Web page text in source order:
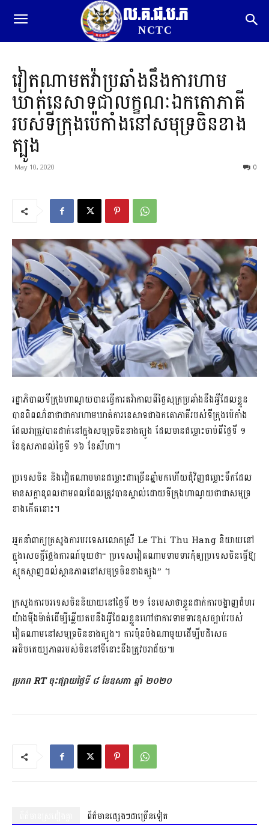
ល.គ.ជ.ប.ភ
NCTC
វៀតណាម​តវ៉ា​ប្រឆាំងនឹង​ការហាម
ឃាត់​នេសាទ​ជា​លក្ខណៈ​ឯកតោភាគី​
របស់​ទីក្រុង​ប៉េកាំង​នៅ​សមុទ្រ​ចិន​ខាង
ត្បូង
May 10, 2020 0
រដ្ឋាភិបាល​ទីក្រុង​ហាណូយ​បានធ្វើ​ការតវ៉ា​កាលពី​ថ្ងៃ​សុក្រ​ប្រឆាំងនឹង​អ្វីដែល​ខ្លួន​
បាន​ពិពណ៌នា​ថា​ជាការ​ហាមឃាត់​ការនេសាទ​ជា​ឯកតោភាគី​របស់​ទីក្រុង​ប៉េកាំង
ដែល​វា​ត្រូវ​បានដាក់​នៅក្នុង​សមុទ្រ​ចិន​ខាងត្បូង ដែលមាន​ជម្លោះ​ចាប់ពី​ថ្ងៃទី ១
ខែឧសភា​ដល់​ថ្ងៃទី ១៦ ខែសីហា។
ប្រទេស​ចិន និង​វៀតណាម​មាន​ជម្លោះ​ជាច្រើន​ឆ្នាំ​មកហើយ​ជុំវិញ​ជម្លោះ​ទឹក​ដែល
មាន​សក្តានុពល​ថាមពល​ដែល​ត្រូវបាន​ស្គាល់​ដោយ​ទីក្រុង​ហាណូយ​ថា​ជា​សមុទ្រ​
ខាងកើត​នោះ។
អ្នកនាំពាក្យ​ក្រសួងការបរទេស​លោក​ស្រី Le Thi Thu Hang និយាយ​នៅ
ក្នុង​សេចក្តីថ្លែងការណ៍​មួយ​ថា“ ប្រទេស​វៀតណាម​ទាមទារ​កុំ​ឲ្យ​ប្រទេស​ចិន​ធ្វើឱ្យ​
ស្មុគស្មាញ​ដល់​ស្ថានភាព​នៅ​សមុទ្រ​ចិន​ខាងត្បូង” ។
ក្រសួងការបរទេស​ចិន​និយាយ​នៅ​ថ្ងៃទី ២១ ខែមេសា​ថា​ខ្លួន​ដាក់​ការបង្ហាញ​ជំហរ​
យ៉ាង​ម៉ឺងម៉ាត់​ដើម្បី​ឆ្លើយតប​នឹង​អ្វីដែល​ខ្លួន​ហៅថា​ការទាមទារ​ខុសច្បាប់​របស់​
វៀតណាម​នៅ​សមុទ្រ​ចិន​ខាងត្បូង។ ការប៉ុនប៉ង​ណាមួយ​ដើម្បី​បដិសេធ​
អធិបតេយ្យភាព​របស់​ចិន​នៅ​ទីនោះ​នឹងត្រូវ​បរាជ័យ៕
ប្រភព RT ចុះផ្សាយ​ថ្ងៃទី ៨ ខែឧសភា ឆ្នាំ ២០២០
ព័ត៌មានផ្សេងៗជាច្រើនទៀត